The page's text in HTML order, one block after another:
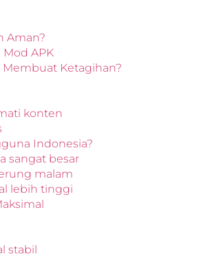
Aman?
Mod APK
Membuat Ketagihan?
konten
Indonesia?
sangat besar
malam
lebih tinggi
stabil